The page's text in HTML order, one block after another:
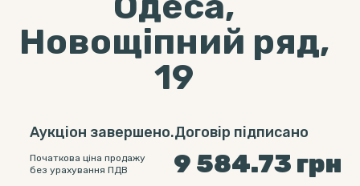
Новощіпний ряд,
19
Аукціон завершено.Договір підписано
Початкова ціна продажу
без урахування ПДВ
9 584.73 грн